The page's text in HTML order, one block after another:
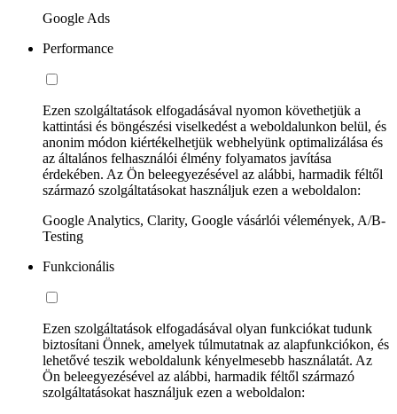
Google Ads
Performance
Ezen szolgáltatások elfogadásával nyomon követhetjük a
kattintási és böngészési viselkedést a weboldalunkon belül, és
anonim módon kiértékelhetjük webhelyünk optimalizálása és
az általános felhasználói élmény folyamatos javítása
érdekében. Az Ön beleegyezésével az alábbi, harmadik féltől
származó szolgáltatásokat használjuk ezen a weboldalon:
Google Analytics, Clarity, Google vásárlói vélemények, A/B-
Testing
Funkcionális
Ezen szolgáltatások elfogadásával olyan funkciókat tudunk
biztosítani Önnek, amelyek túlmutatnak az alapfunkciókon, és
lehetővé teszik weboldalunk kényelmesebb használatát. Az
Ön beleegyezésével az alábbi, harmadik féltől származó
szolgáltatásokat használjuk ezen a weboldalon: